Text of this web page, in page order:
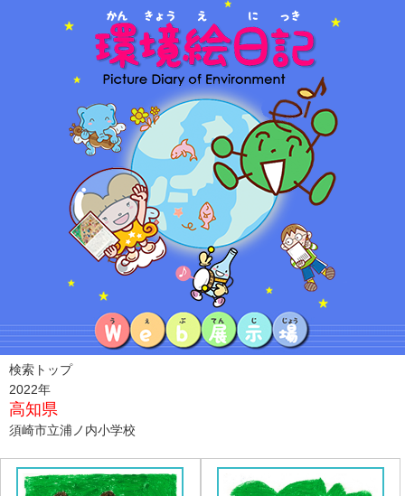
検索トップ
2022年
高知県
須崎市立浦ノ内小学校